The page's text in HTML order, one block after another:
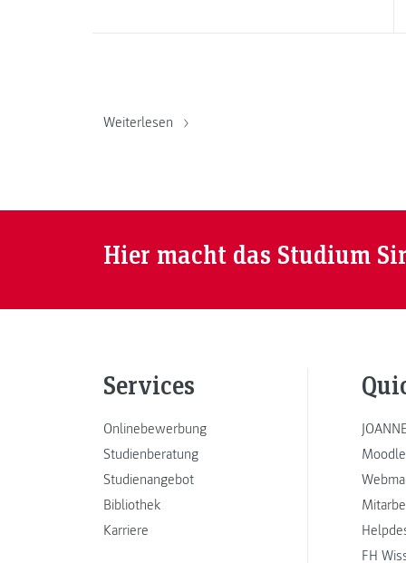
Weiterlesen
Hier macht das Studium
Services
Onlinebewerbung
Studienberatung
Studienangebot
Bibliothek
Karriere
FH